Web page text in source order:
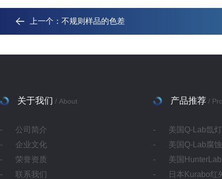
上一个： 不规则样品的色差
关于我们 / About
公司简介
企业文化
荣誉资质
联系我们
产品推荐 /
美国Q-Lab氙
美国Q-Lab腐
美国
日本Kurabo红